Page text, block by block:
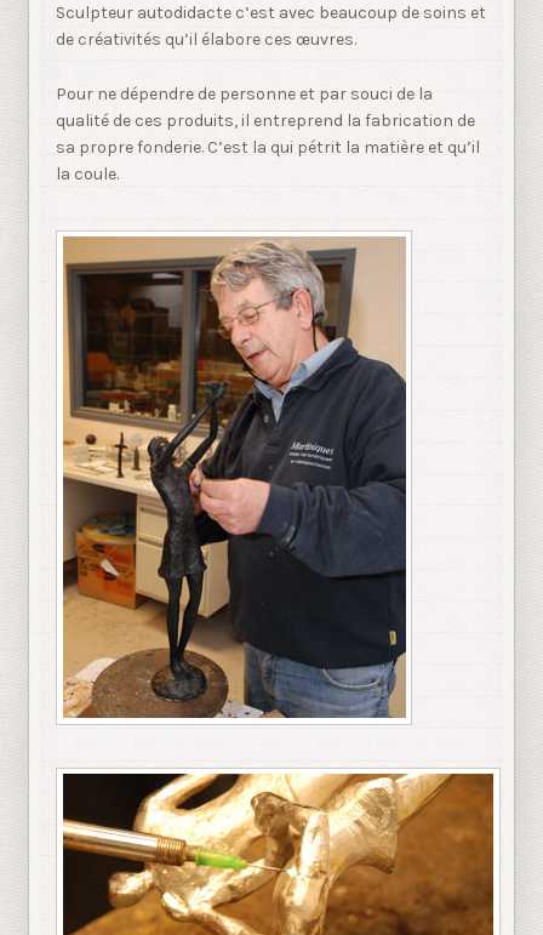
Sculpteur autodidacte c’est avec beaucoup de soins et
de créativités qu’il élabore ces œuvres.
Pour ne dépendre de personne et par souci de la
qualité de ces produits, il entreprend la fabrication de
sa propre fonderie. C’est la qui pétrit la matière et qu’il
la coule.